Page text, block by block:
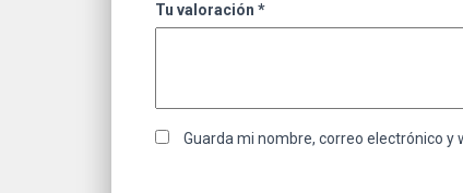
Tu valoración *
Guarda mi nombre, correo electrónico y